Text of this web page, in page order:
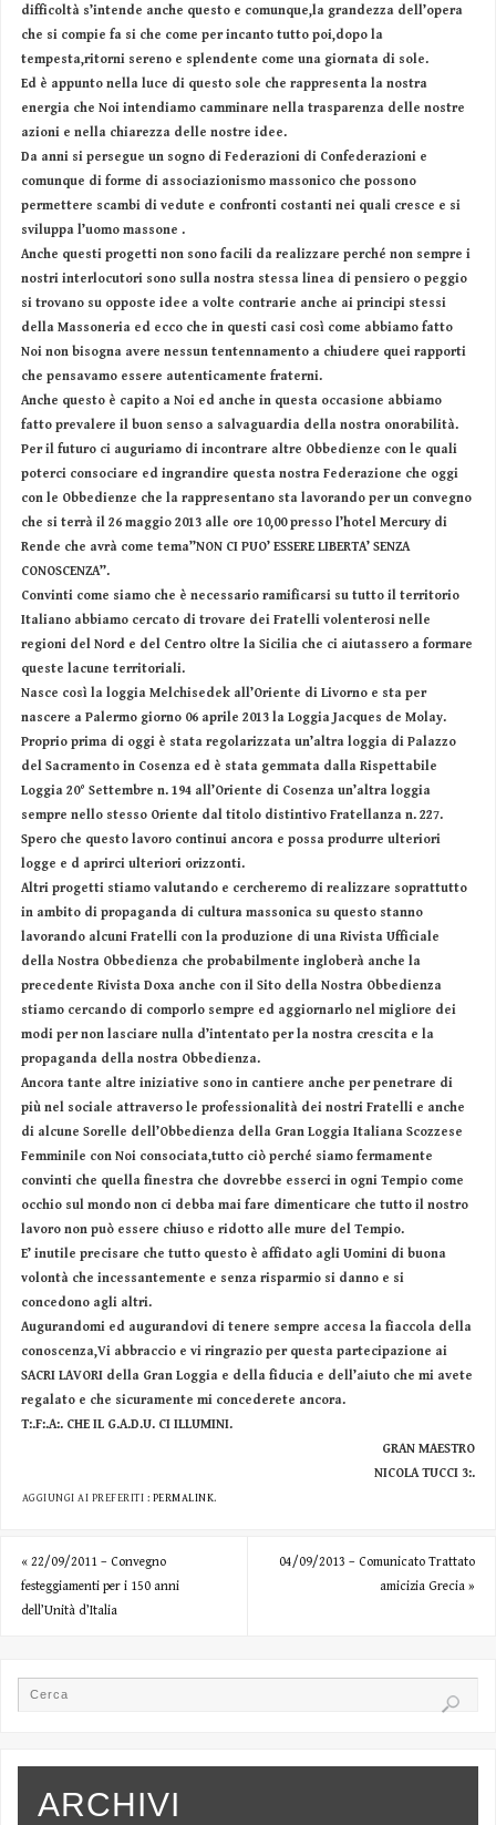
difficoltà s’intende anche questo e comunque,la grandezza dell’opera
che si compie fa si che come per incanto tutto poi,dopo la
tempesta,ritorni sereno e splendente come una giornata di sole.
Ed è appunto nella luce di questo sole che rappresenta la nostra
energia che Noi intendiamo camminare nella trasparenza delle nostre
azioni e nella chiarezza delle nostre idee.
Da anni si persegue un sogno di Federazioni di Confederazioni e
comunque di forme di associazionismo massonico che possono
permettere scambi di vedute e confronti costanti nei quali cresce e si
sviluppa l’uomo massone .
Anche questi progetti non sono facili da realizzare perché non sempre i
nostri interlocutori sono sulla nostra stessa linea di pensiero o peggio
si trovano su opposte idee a volte contrarie anche ai principi stessi
della Massoneria ed ecco che in questi casi così come abbiamo fatto
Noi non bisogna avere nessun tentennamento a chiudere quei rapporti
che pensavamo essere autenticamente fraterni.
Anche questo è capito a Noi ed anche in questa occasione abbiamo
fatto prevalere il buon senso a salvaguardia della nostra onorabilità.
Per il futuro ci auguriamo di incontrare altre Obbedienze con le quali
poterci consociare ed ingrandire questa nostra Federazione che oggi
con le Obbedienze che la rappresentano sta lavorando per un convegno
che si terrà il 26 maggio 2013 alle ore 10,00 presso l’hotel Mercury di
Rende che avrà come tema”NON CI PUO’ ESSERE LIBERTA’ SENZA
CONOSCENZA”.
Convinti come siamo che è necessario ramificarsi su tutto il territorio
Italiano abbiamo cercato di trovare dei Fratelli volenterosi nelle
regioni del Nord e del Centro oltre la Sicilia che ci aiutassero a formare
queste lacune territoriali.
Nasce così la loggia Melchisedek all’Oriente di Livorno e sta per
nascere a Palermo giorno 06 aprile 2013 la Loggia Jacques de Molay.
Proprio prima di oggi è stata regolarizzata un’altra loggia di Palazzo
del Sacramento in Cosenza ed è stata gemmata dalla Rispettabile
Loggia 20° Settembre n. 194 all’Oriente di Cosenza un’altra loggia
sempre nello stesso Oriente dal titolo distintivo Fratellanza n. 227.
Spero che questo lavoro continui ancora e possa produrre ulteriori
logge e d aprirci ulteriori orizzonti.
Altri progetti stiamo valutando e cercheremo di realizzare soprattutto
in ambito di propaganda di cultura massonica su questo stanno
lavorando alcuni Fratelli con la produzione di una Rivista Ufficiale
della Nostra Obbedienza che probabilmente ingloberà anche la
precedente Rivista Doxa anche con il Sito della Nostra Obbedienza
stiamo cercando di comporlo sempre ed aggiornarlo nel migliore dei
modi per non lasciare nulla d’intentato per la nostra crescita e la
propaganda della nostra Obbedienza.
Ancora tante altre iniziative sono in cantiere anche per penetrare di
più nel sociale attraverso le professionalità dei nostri Fratelli e anche
di alcune Sorelle dell’Obbedienza della Gran Loggia Italiana Scozzese
Femminile con Noi consociata,tutto ciò perché siamo fermamente
convinti che quella finestra che dovrebbe esserci in ogni Tempio come
occhio sul mondo non ci debba mai fare dimenticare che tutto il nostro
lavoro non può essere chiuso e ridotto alle mure del Tempio.
E’ inutile precisare che tutto questo è affidato agli Uomini di buona
volontà che incessantemente e senza risparmio si danno e si
concedono agli altri.
Augurandomi ed augurandovi di tenere sempre accesa la fiaccola della
conoscenza,Vi abbraccio e vi ringrazio per questa partecipazione ai
SACRI LAVORI della Gran Loggia e della fiducia e dell’aiuto che mi avete
regalato e che sicuramente mi concederete ancora.
T:.F:.A:. CHE IL G.A.D.U. CI ILLUMINI.
GRAN MAESTRO
NICOLA TUCCI 3:.
AGGIUNGI AI PREFERITI : PERMALINK.
«22/09/2011 – Convegno
festeggiamenti per i 150 anni
dell’Unità d’Italia
04/09/2013 – Comunicato Trattato
amicizia Grecia»
ARCHIVI